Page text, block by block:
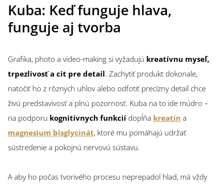
Kuba: Keď funguje hlava,
funguje aj tvorba
Grafika, photo a video-making si vyžadujú kreatívnu myseľ,
trpezlivosť a cit pre detail. Zachytiť produkt dokonale,
natočiť ho z rôznych uhlov alebo odfotiť precízny detail chce
živú predstavivosť a plnú pozornosť. Kuba na to ide múdro –
na podporu kognitívnych funkcií dopĺňa kreatín a
magnesium bisglycinát, ktoré mu pomáhajú udržať
sústredenie a pokojnú nervovú sústavu.
A aby ho počas tvorivého procesu neprepadol hlad, má vždy